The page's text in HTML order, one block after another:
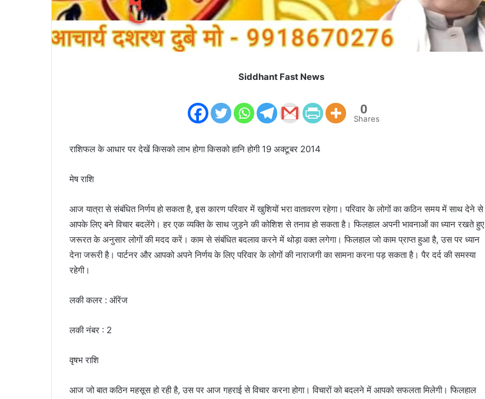
Siddhant Fast News
0
Shares
राशिफल के आधार पर देखें किसको लाभ होगा किसको हानि होगी 19 अक्टूबर 2014
मेष राशि
आज यात्रा से संबंधित निर्णय हो सकता है, इस कारण परिवार में खुशियों भरा वातावरण रहेगा। परिवार के लोगों का कठिन समय में साथ देने से
आपके लिए बने विचार बदलेंगे। हर एक व्यक्ति के साथ जुड़ने की कोशिश से तनाव हो सकता है। फिलहाल अपनी भावनाओं का ध्यान रखते हुए
जरूरत के अनुसार लोगों की मदद करें। काम से संबंधित बदलाव करने में थोड़ा वक्त लगेगा। फिलहाल जो काम प्राप्त हुआ है, उस पर ध्यान
देना जरूरी है। पार्टनर और आपको अपने निर्णय के लिए परिवार के लोगों की नाराजगी का सामना करना पड़ सकता है। पैर दर्द की समस्या
रहेगी।
लकी कलर : ऑरेंज
लकी नंबर : 2
वृषभ राशि
आज जो बात कठिन महसूस हो रही है, उस पर आज गहराई से विचार करना होगा। विचारों को बदलने में आपको सफलता मिलेगी। फिलहाल